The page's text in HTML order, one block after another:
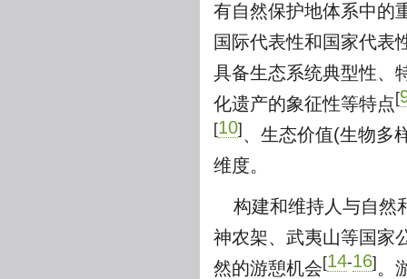
有自然保护地体系中的
国际代表性和国家代表
具备生态系统典型性、
化遗产的象征性等特点 [
[10] 、生态价值(生物多
维度。
构建和维持人与自然
神农架、武夷山等国家
然的游憩机会[14-16] 。